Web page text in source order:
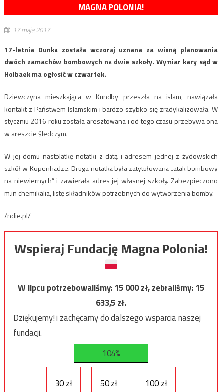
MAGNA POLONIA!
17 maja 2017
17-letnia Dunka została wczoraj uznana za winną planowania
dwóch zamachów bombowych na dwie szkoły. Wymiar kary sąd w
Holbaek ma ogłosić w czwartek.
Dziewczyna mieszkająca w Kundby przeszła na islam, nawiązała
kontakt z Państwem Islamskim i bardzo szybko się zradykalizowała. W
styczniu 2016 roku została aresztowana i od tego czasu przebywa ona
w areszcie śledczym.
W jej domu nastolatkę notatki z datą i adresem jednej z żydowskich
szkół w Kopenhadze. Druga notatka była zatytułowana „atak bombowy
na niewiernych” i zawierała adres jej własnej szkoły. Zabezpieczono
m.in chemikalia, listę składników potrzebnych do wytworzenia bomby.
/ndie.pl/
Wspieraj Fundację Magna Polonia!
W lipcu potrzebowaliśmy:15 000zł, zebraliśmy:15
633,5zł.
Dziękujemy! i zachęcamy do dalszego wsparcia naszej
fundacji.
104%
30 zł 50 zł 100 zł